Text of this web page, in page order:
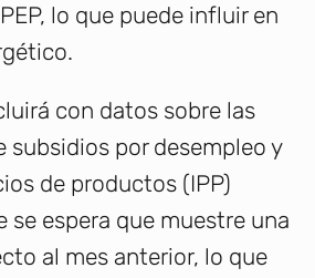
lo que puede influir en
con datos sobre las
subsidios por desempleo y
de productos (IPP)
se espera que muestre una
al mes anterior, lo que